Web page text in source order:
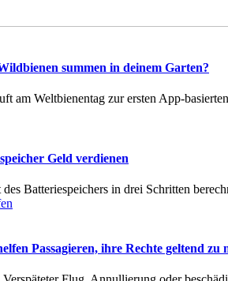
summen in deinem Garten?
am Weltbienentag zur ersten App-
Geld verdienen
Batteriespeichers in drei Schritten
Passagieren, ihre Rechte geltend zu